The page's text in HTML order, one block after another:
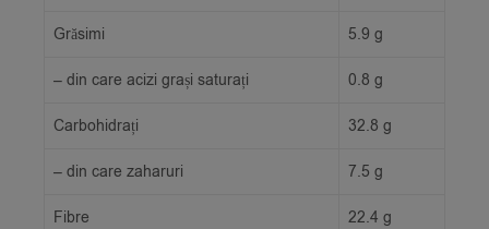
Grăsimi 5.9 g
– din care acizi grași saturați 0.8 g
Carbohidrați 32.8 g
– din care zaharuri 7.5 g
Fibre 22.4 g